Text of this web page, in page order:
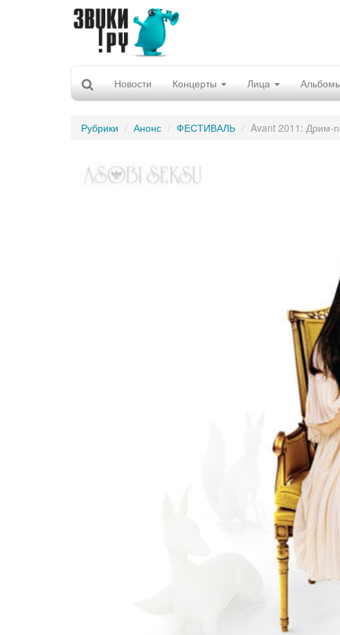
Новости Концерты Лица
Рубрики Анонс ФЕСТИВАЛЬ Avant 2011: Дрим-